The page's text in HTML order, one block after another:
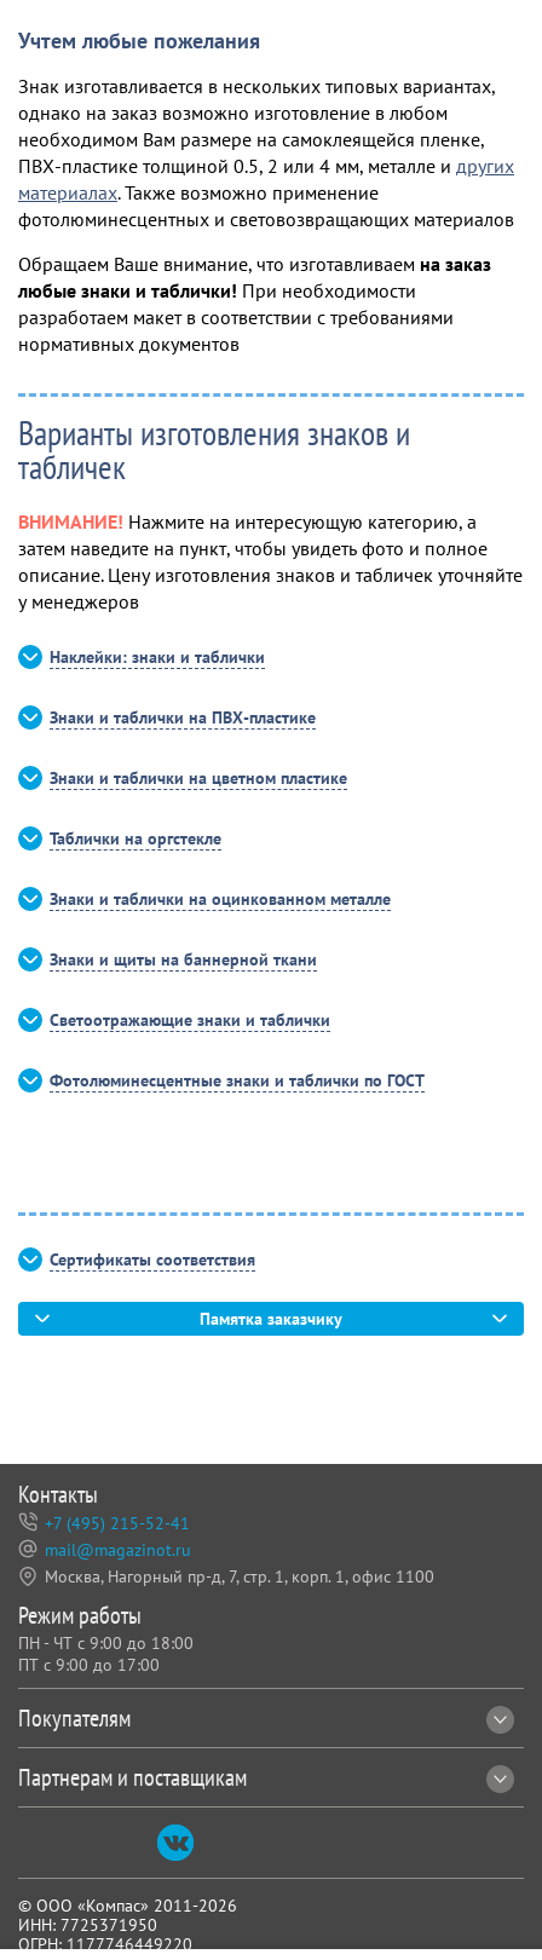
Учтем любые пожелания
Знак изготавливается в нескольких типовых вариантах,
однако на заказ возможно изготовление в любом
необходимом Вам размере на самоклеящейся пленке,
ПВХ-пластике толщиной 0.5, 2 или 4 мм, металле и других
материалах. Также возможно применение
фотолюминесцентных и световозвращающих материалов
Обращаем Ваше внимание, что изготавливаем на заказ
любые знаки и таблички! При необходимости
разработаем макет в соответствии с требованиями
нормативных документов
Варианты изготовления знаков и
табличек
ВНИМАНИЕ! Нажмите на интересующую категорию, а
затем наведите на пункт, чтобы увидеть фото и полное
описание. Цену изготовления знаков и табличек уточняйте
у менеджеров
Наклейки: знаки и таблички
Знаки и таблички на ПВХ-пластике
Знаки и таблички на цветном пластике
Таблички на оргстекле
Знаки и таблички на оцинкованном металле
Знаки и щиты на баннерной ткани
Светоотражающие знаки и таблички
Фотолюминесцентные знаки и таблички по ГОСТ
Сертификаты соответствия
Памятка заказчику
© ООО «Компас» 2011-2026
ИНН: 7725371950
ОГРН: 1177746449220
Покупателям
Партнерам и поставщикам
Контакты
+7 (495) 215-52-41
mail@magazinot.ru
Москва, Нагорный пр-д, 7, стр. 1, корп. 1, офис 1100
Режим работы
ПН - ЧТ с 9:00 до 18:00
ПТ с 9:00 до 17:00